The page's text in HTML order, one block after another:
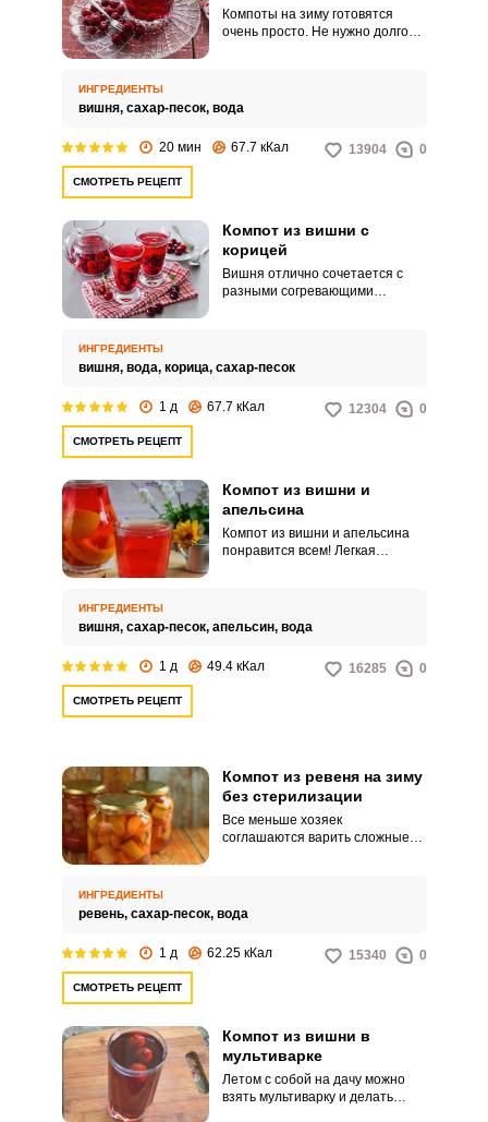
Компоты на зиму готовятся
очень просто. Не нужно долго
ИНГРЕДИЕНТЫ
вишня, сахар-песок, вода
20 мин 67.7 кКал 13904 0
СМОТРЕТЬ РЕЦЕПТ
Компот из вишни с
корицей
Вишня отлично сочетается с
разными согревающими
вишни и придает ему
неповторимый аромат.
ИНГРЕДИЕНТЫ
вишня, вода, корица, сахар-песок
1 д 67.7 кКал 12304 0
СМОТРЕТЬ РЕЦЕПТ
Компот из вишни и
апельсина
Компот из вишни и апельсина
понравится всем! Легкая
апельсинового вкуса. Для
полноты картины цедру с
достаточно просто хорошо его
ИНГРЕДИЕНТЫ
вишня, сахар-песок, апельсин, вода
1 д 49.4 кКал 16285 0
СМОТРЕТЬ РЕЦЕПТ
Компот из ревеня на зиму
без стерилизации
Все меньше хозяек
соглашаются варить сложные
свое время. Приводим рецепт
компота из ревеня, где этот
ИНГРЕДИЕНТЫ
ревень, сахар-песок, вода
1 д 62.25 кКал 15340 0
СМОТРЕТЬ РЕЦЕПТ
Компот из вишни в
мультиварке
Летом с собой на дачу можно
взять мультиварку и делать